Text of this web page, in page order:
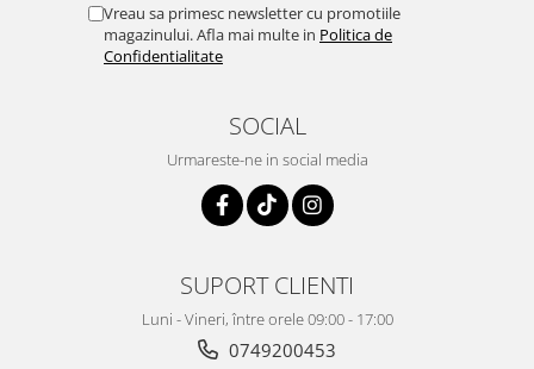
Vreau sa primesc newsletter cu promotiile
magazinului. Afla mai multe in Politica de
Confidentialitate
SOCIAL
Urmareste-ne in social media
SUPORT CLIENTI
Luni - Vineri, între orele 09:00 - 17:00
0749200453